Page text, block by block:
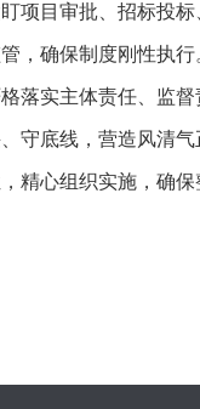
项目审批、招标投
，确保制度刚性执
落实主体责任、监
守底线，营造风清
精心组织实施，确